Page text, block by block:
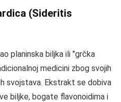
(Sideritis
planinska biljka ili "grčka
medicini zbog svojih
svojstava. Ekstrakt se dobiva
biljke, bogate flavonoidima i